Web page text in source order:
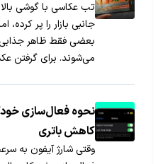
تب عکاسی با گوشی
جانبی بازار را پر
بعضی فقط ظاهر جذابی
می‌شوند. برای گرفتن
کاهش باتری
وقتی شارژ آیفون به